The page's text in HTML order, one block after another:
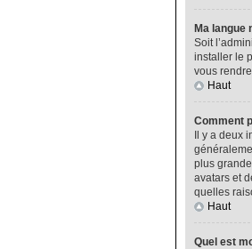
Ma langue
Soit
installer le
vous
Haut
Comment
Il y a
plus
avatars et
quelles
Haut
Quel est